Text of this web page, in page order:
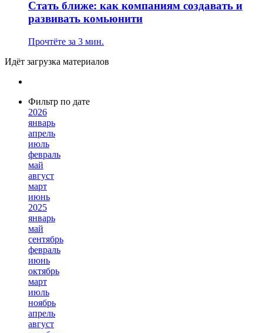
Стать ближе: как компаниям создавать и
развивать комьюнити
Прочтёте за 3 мин.
Идёт загрузка материалов
Фильтр по дате
2026
январь
апрель
июль
февраль
май
август
март
июнь
2025
январь
май
сентябрь
февраль
июнь
октябрь
март
июль
ноябрь
апрель
август